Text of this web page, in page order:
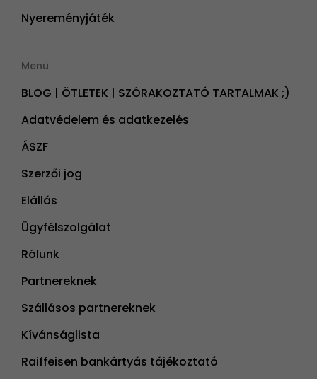
Nyereményjáték
Menü
BLOG | ÖTLETEK | SZÓRAKOZTATÓ TARTALMAK ;)
Adatvédelem és adatkezelés
ÁSZF
Szerzői jog
Elállás
Ügyfélszolgálat
Rólunk
Partnereknek
Szállásos partnereknek
Kívánságlista
Raiffeisen bankártyás tájékoztató